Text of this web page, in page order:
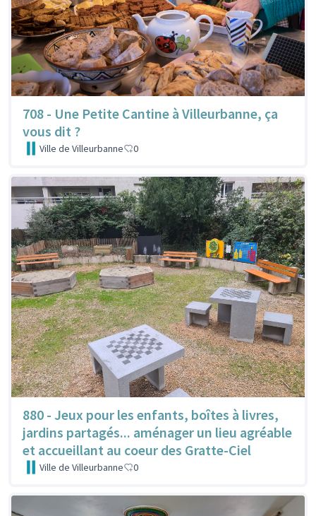
708 - Une Petite Cantine à Villeurbanne, ça
vous dit ?
Ville de Villeurbanne 0
880 - Jeux pour les enfants, boîtes à livres,
jardins partagés... aménager un lieu agréable
et accueillant au coeur des Gratte-Ciel
Ville de Villeurbanne 0